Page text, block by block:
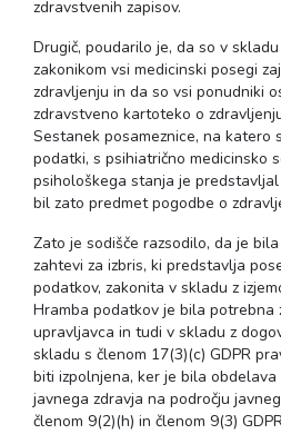
zdravstvenih zapisov.
Drugič, poudarilo je, da so v
zakonikom vsi medicinski posegi
zdravljenju in da so vsi ponudniki
zdravstveno kartoteko o
Sestanek posameznice, na katero
podatki, s psihiatrično medicinsko
psihološkega stanja je
bil zato predmet pogodbe o
Zato je sodišče razsodilo, da je
zahtevi za izbris, ki predstavlja
podatkov, zakonita v skladu z
Hramba podatkov je bila
upravljavca in tudi v skladu z
skladu s členom 17(3)(c) GDPR
biti izpolnjena, ker je bila
javnega zdravja na področju
členom 9(2)(h) in členom 9(3)